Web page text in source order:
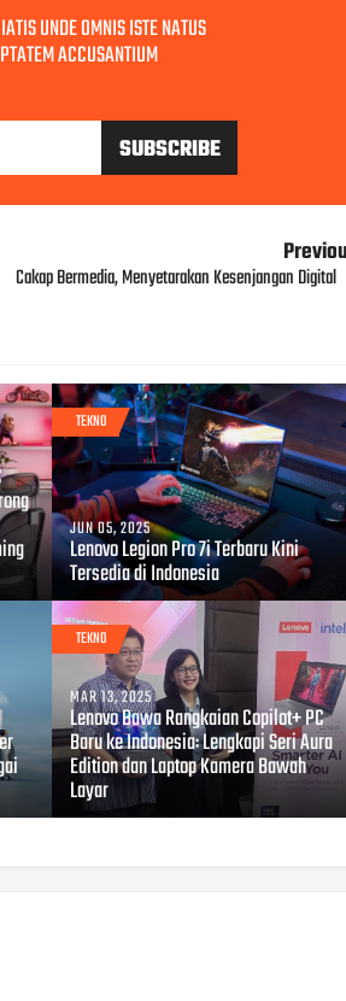
UNDE OMNIS ISTE NATUS
ACCUSANTIUM
Cakap Bermedia, Menyetarakan Kesenjangan Digital
TEKNO
JUN 05, 2025
Lenovo Legion Pro 7i Terbaru Kini
Tersedia di Indonesia
TEKNO
MAR 13, 2025
Lenovo Bawa Rangkaian Copilot+ PC
Baru ke Indonesia: Lengkapi Seri Aura
Edition dan Laptop Kamera Bawah
Layar